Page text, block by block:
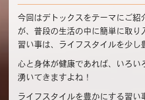
今回はデトックスをテーマにご紹
が、普段の生活の中に簡単に取り
習い事は、ライフスタイルを少し
心と身体が健康であれば、いろ
湧いてきますよね！
ライフスタイルを豊かにする習い